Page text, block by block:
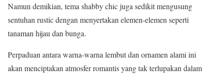
Namun demikian, tema shabby chic juga sedikit mengusung
sentuhan rustic dengan menyertakan elemen-elemen seperti
tanaman hijau dan bunga.
Perpaduan antara warna-warna lembut dan ornamen alami ini
akan menciptakan atmosfer romantis yang tak terlupakan dalam